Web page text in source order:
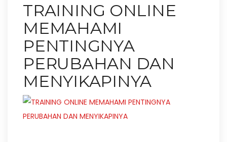
TRAINING ONLINE
MEMAHAMI
PENTINGNYA
PERUBAHAN DAN
MENYIKAPINYA